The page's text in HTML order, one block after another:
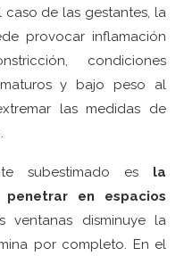
caso de las gestantes, la
provocar inflamación
condiciones
y bajo peso al
las medidas de
subestimado es la
en espacios
ventanas disminuye la
por completo. En el